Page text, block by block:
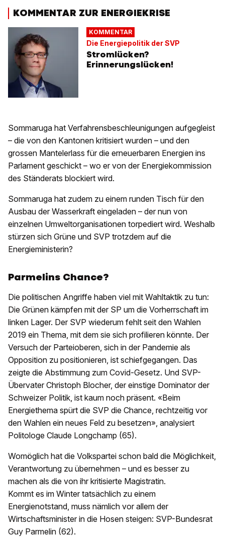
KOMMENTAR ZUR ENERGIEKRISE
KOMMENTAR
Die Energiepolitik der SVP
Stromlücken?
Erinnerungslücken!
Sommaruga hat Verfahrensbeschleunigungen aufgegleist
– die von den Kantonen kritisiert wurden – und den
grossen Mantelerlass für die erneuerbaren Energien ins
Parlament geschickt – wo er von der Energiekommission
des Ständerats blockiert wird.
Sommaruga hat zudem zu einem runden Tisch für den
Ausbau der Wasserkraft eingeladen – der nun von
einzelnen Umweltorganisationen torpediert wird. Weshalb
stürzen sich Grüne und SVP trotzdem auf die
Energieministerin?
Parmelins Chance?
Die politischen Angriffe haben viel mit Wahltaktik zu tun:
Die Grünen kämpfen mit der SP um die Vorherrschaft im
linken Lager. Der SVP wiederum fehlt seit den Wahlen
2019 ein Thema, mit dem sie sich profilieren könnte. Der
Versuch der Parteioberen, sich in der Pandemie als
Opposition zu positionieren, ist schiefgegangen. Das
zeigte die Abstimmung zum Covid-Gesetz. Und SVP-
Übervater Christoph Blocher, der einstige Dominator der
Schweizer Politik, ist kaum noch präsent. «Beim
Energiethema spürt die SVP die Chance, rechtzeitig vor
den Wahlen ein neues Feld zu besetzen», analysiert
Politologe Claude Longchamp (65).
Womöglich hat die Volkspartei schon bald die Möglichkeit,
Verantwortung zu übernehmen – und es besser zu
machen als die von ihr kritisierte Magistratin.
Kommt es im Winter tatsächlich zu einem
Energienotstand, muss nämlich vor allem der
Wirtschaftsminister in die Hosen steigen: SVP-Bundesrat
Guy Parmelin (62).